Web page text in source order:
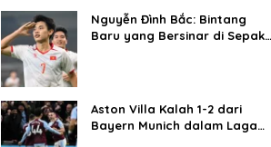
Nguyễn Đình Bắc: Bintang
Baru yang Bersinar di Sepak
Aston Villa Kalah 1-2 dari
Bayern Munich dalam Laga